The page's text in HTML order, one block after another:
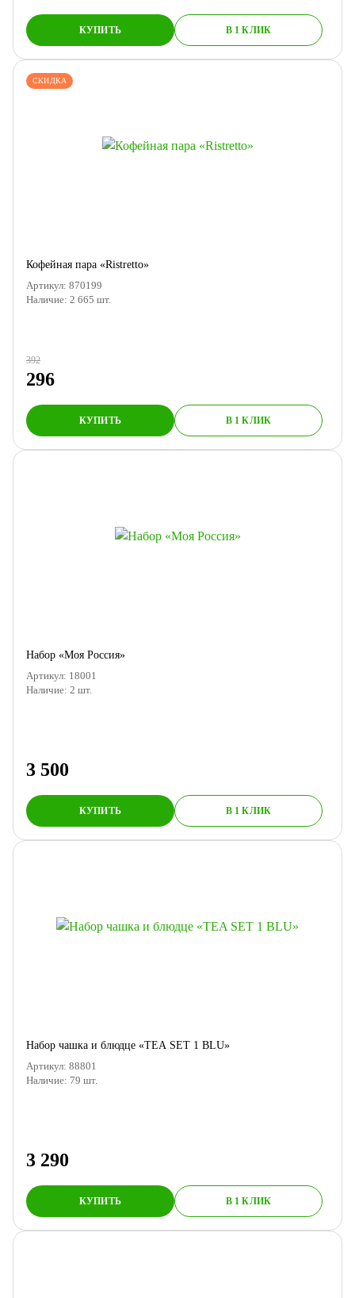
КУПИТЬ В 1 КЛИК
СКИДКА
Кофейная пара «Ristretto»
Артикул: 870199
Наличие: 2 665 шт.
392
296
КУПИТЬ В 1 КЛИК
Набор «Моя Россия»
Артикул: 18001
Наличие: 2 шт.
3 500
КУПИТЬ В 1 КЛИК
Набор чашка и блюдце «TEA SET 1 BLU»
Артикул: 88801
Наличие: 79 шт.
3 290
КУПИТЬ В 1 КЛИК